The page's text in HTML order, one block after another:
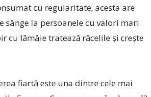
cu regularitate, acesta are
la persoanele cu valori mari
cu lămâie tratează răcelile și crește
fiartă este una dintre cele mai